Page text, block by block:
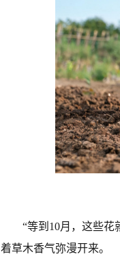
“等到10月，这些
着草木香气弥漫开来。